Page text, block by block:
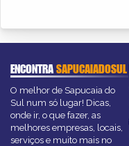
ENCONTRASAPUCAIADOSUL
O melhor de Sapucaia do
Sul num só lugar! Dicas,
onde ir, o que fazer, as
melhores empresas, locais,
serviços e muito mais no